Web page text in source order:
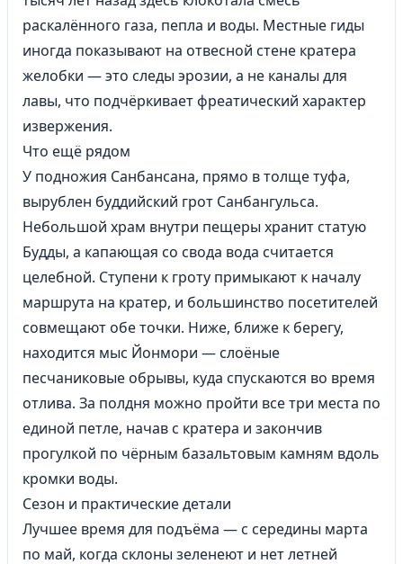
раскалённого газа, пепла и воды. Местные гиды
иногда показывают на отвесной стене кратера
желобки — это следы эрозии, а не каналы для
лавы, что подчёркивает фреатический характер
извержения.
Что ещё рядом
У подножия Санбансана, прямо в толще туфа,
вырублен буддийский грот Санбангульса.
Небольшой храм внутри пещеры хранит статую
Будды, а капающая со свода вода считается
целебной. Ступени к гроту примыкают к началу
маршрута на кратер, и большинство посетителей
совмещают обе точки. Ниже, ближе к берегу,
находится мыс Йонмори — слоёные
песчаниковые обрывы, куда спускаются во время
отлива. За полдня можно пройти все три места по
единой петле, начав с кратера и закончив
прогулкой по чёрным базальтовым камням вдоль
кромки воды.
Сезон и практические детали
Лучшее время для подъёма — с середины марта
по май, когда склоны зеленеют и нет летней